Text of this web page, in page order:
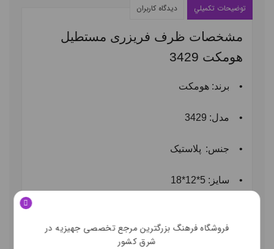
توضيحات تکميلي ديدگاه کاربران
مشخصات ظرف فریزری مستطیل
هومکت 3429
• برند: هومکت
• مدل: 3429
• جنس: پلاستیک
• سایز: 5*12*18
فروشگاه فرهنگ بزرگترین مرجع تخصصی جهیزیه در
شرق کشور